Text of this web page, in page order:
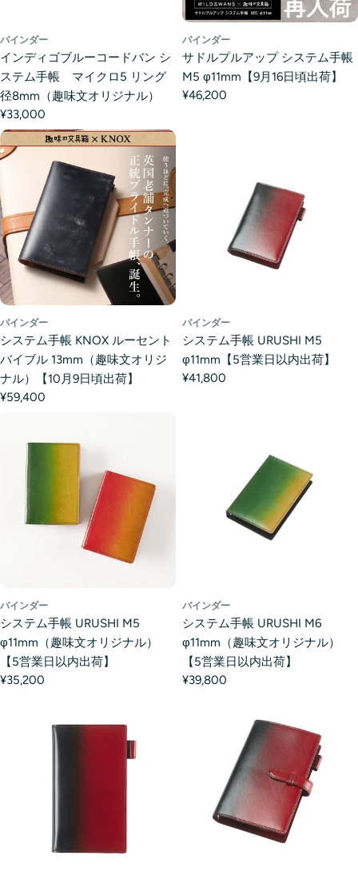
バインダー
インディゴブルーコードバン シ
ステム手帳 マイクロ5 リング
径8mm（趣味文オリジナル）
¥33,000
バインダー
サドルプルアップ システム手帳
M5 φ11mm【9月16日頃出荷】
¥46,200
バインダー
システム手帳 KNOX ルーセント
バイブル 13mm（趣味文オリジ
ナル）【10月9日頃出荷】
¥59,400
バインダー
システム手帳 URUSHI M5
φ11mm【5営業日以内出荷】
¥41,800
バインダー
システム手帳 URUSHI M5
φ11mm（趣味文オリジナル）
【5営業日以内出荷】
¥35,200
バインダー
システム手帳 URUSHI M6
φ11mm（趣味文オリジナル）
【5営業日以内出荷】
¥39,800